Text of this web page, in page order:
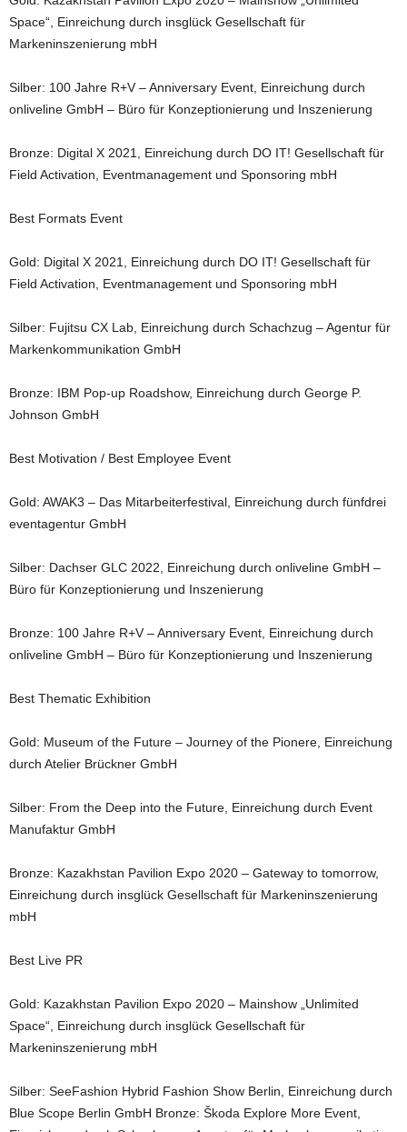
Space“, Einreichung durch insglück Gesellschaft für
Markeninszenierung mbH
Silber: 100 Jahre R+V – Anniversary Event, Einreichung durch
onliveline GmbH – Büro für Konzeptionierung und Inszenierung
Bronze: Digital X 2021, Einreichung durch DO IT! Gesellschaft für
Field Activation, Eventmanagement und Sponsoring mbH
Best Formats Event
Gold: Digital X 2021, Einreichung durch DO IT! Gesellschaft für
Field Activation, Eventmanagement und Sponsoring mbH
Silber: Fujitsu CX Lab, Einreichung durch Schachzug – Agentur für
Markenkommunikation GmbH
Bronze: IBM Pop-up Roadshow, Einreichung durch George P.
Johnson GmbH
Best Motivation / Best Employee Event
Gold: AWAK3 – Das Mitarbeiterfestival, Einreichung durch fünfdrei
eventagentur GmbH
Silber: Dachser GLC 2022, Einreichung durch onliveline GmbH –
Büro für Konzeptionierung und Inszenierung
Bronze: 100 Jahre R+V – Anniversary Event, Einreichung durch
onliveline GmbH – Büro für Konzeptionierung und Inszenierung
Best Thematic Exhibition
Gold: Museum of the Future – Journey of the Pionere, Einreichung
durch Atelier Brückner GmbH
Silber: From the Deep into the Future, Einreichung durch Event
Manufaktur GmbH
Bronze: Kazakhstan Pavilion Expo 2020 – Gateway to tomorrow,
Einreichung durch insglück Gesellschaft für Markeninszenierung
mbH
Best Live PR
Gold: Kazakhstan Pavilion Expo 2020 – Mainshow „Unlimited
Space“, Einreichung durch insglück Gesellschaft für
Markeninszenierung mbH
Silber: SeeFashion Hybrid Fashion Show Berlin, Einreichung durch
Blue Scope Berlin GmbH Bronze: Škoda Explore More Event,